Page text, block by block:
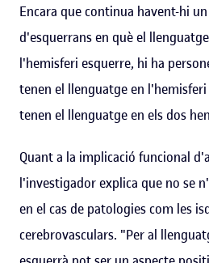
Encara que continua havent-hi
d'esquerrans en què el
l'hemisferi esquerre, hi ha
tenen el llenguatge en
tenen el llenguatge en els dos
Quant a la implicació funcional
l'investigador explica que no se
en el cas de patologies com les
cerebrovasculars. "Per al